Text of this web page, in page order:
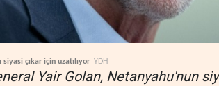
siyasi çıkar için uzatılıyor YDH
Yair Golan, Netanyahu'nun